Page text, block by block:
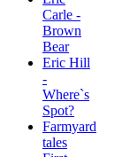
Carle -
Brown
Bear
Eric Hill
-
Where`s
Spot?
Farmyard
tales